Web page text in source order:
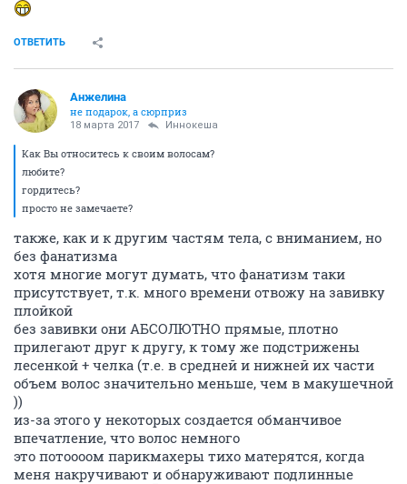
ОТВЕТИТЬ
Aнжелина
не подарок, а сюрприз
18 марта 2017 Иннокеша
Как Вы относитесь к своим волосам?
любите?
гордитесь?
просто не замечаете?
также, как и к другим частям тела, с вниманием, но
без фанатизма
хотя многие могут думать, что фанатизм таки
присутствует, т.к. много времени отвожу на завивку
плойкой
без завивки они АБСОЛЮТНО прямые, плотно
прилегают друг к другу, к тому же подстрижены
лесенкой + челка (т.е. в средней и нижней их части
объем волос значительно меньше, чем в макушечной
))
из-за этого у некоторых создается обманчивое
впечатление, что волос немного
это потоооом парикмахеры тихо матерятся, когда
меня накручивают и обнаруживают подлинные